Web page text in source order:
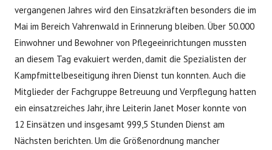
vergangenen Jahres wird den Einsatzkräften besonders die im
Mai im Bereich Vahrenwald in Erinnerung bleiben. Über 50.000
Einwohner und Bewohner von Pflegeeinrichtungen mussten
an diesem Tag evakuiert werden, damit die Spezialisten der
Kampfmittelbeseitigung ihren Dienst tun konnten. Auch die
Mitglieder der Fachgruppe Betreuung und Verpflegung hatten
ein einsatzreiches Jahr, ihre Leiterin Janet Moser konnte von
12 Einsätzen und insgesamt 999,5 Stunden Dienst am
Nächsten berichten. Um die Größenordnung mancher